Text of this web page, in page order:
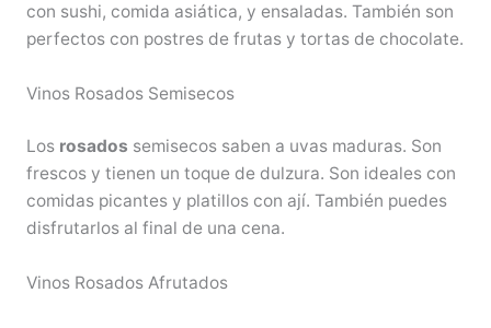
con sushi, comida asiática, y ensaladas. También son
perfectos con postres de frutas y tortas de chocolate.
Vinos Rosados Semisecos
Los rosados semisecos saben a uvas maduras. Son
frescos y tienen un toque de dulzura. Son ideales con
comidas picantes y platillos con ají. También puedes
disfrutarlos al final de una cena.
Vinos Rosados Afrutados